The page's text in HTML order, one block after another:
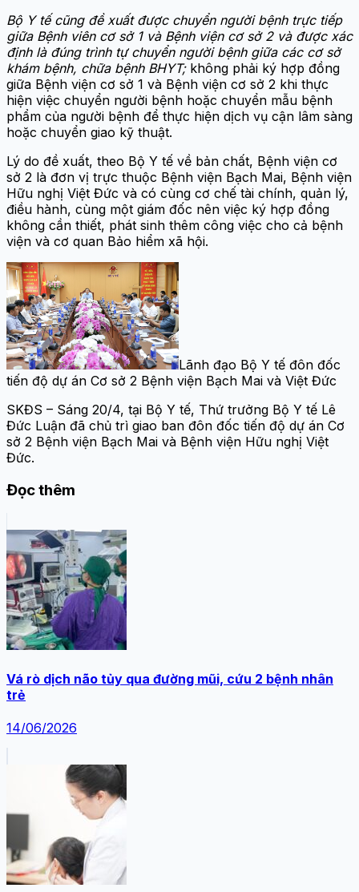
Bộ Y tế cũng đề xuất được chuyển người bệnh trực tiếp
giữa Bệnh viên cơ sở 1 và Bệnh viện cơ sở 2 và được xác
định là đúng trình tự chuyển người bệnh giữa các cơ sở
khám bệnh, chữa bệnh BHYT; không phải ký hợp đồng
giữa Bệnh viện cơ sở 1 và Bệnh viện cơ sở 2 khi thực
hiện việc chuyển người bệnh hoặc chuyển mẫu bệnh
phẩm của người bệnh để thực hiện dịch vụ cận lâm sàng
hoặc chuyển giao kỹ thuật.
Lý do đề xuất, theo Bộ Y tế về bản chất, Bệnh viện cơ
sở 2 là đơn vị trực thuộc Bệnh viện Bạch Mai, Bệnh viện
Hữu nghị Việt Đức và có cùng cơ chế tài chính, quản lý,
điều hành, cùng một giám đốc nên việc ký hợp đồng
không cần thiết, phát sinh thêm công việc cho cả bệnh
viện và cơ quan Bảo hiểm xã hội.
Lãnh đạo Bộ Y tế đôn đốc
tiến độ dự án Cơ sở 2 Bệnh viện Bạch Mai và Việt Đức
SKĐS – Sáng 20/4, tại Bộ Y tế, Thứ trưởng Bộ Y tế Lê
Đức Luận đã chủ trì giao ban đôn đốc tiến độ dự án Cơ
sở 2 Bệnh viện Bạch Mai và Bệnh viện Hữu nghị Việt
Đức.
Đọc thêm
Vá rò dịch não tủy qua đường mũi, cứu 2 bệnh nhân
trẻ
14/06/2026